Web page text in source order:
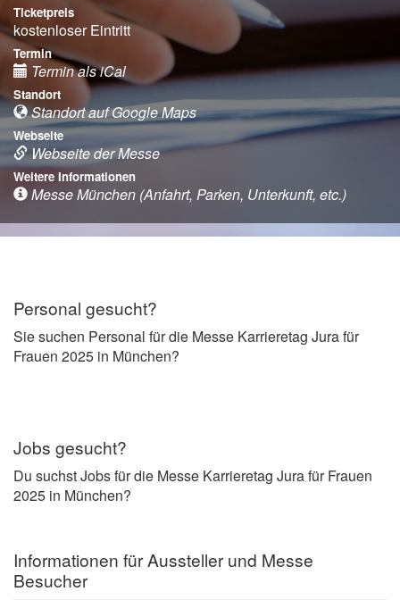
Ticketpreis
kostenloser Eintritt
Termin
Termin als iCal
Standort
Standort auf Google Maps
Webseite
Webseite der Messe
Weitere Informationen
Messe München (Anfahrt, Parken, Unterkunft, etc.)
Personal gesucht?
Sie suchen Personal für die Messe Karrieretag Jura für
Frauen 2025 in München?
Jobs gesucht?
Du suchst Jobs für die Messe Karrieretag Jura für Frauen
2025 in München?
Informationen für Aussteller und Messe
Besucher